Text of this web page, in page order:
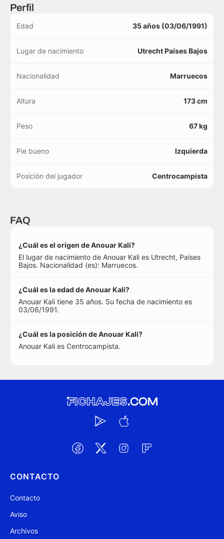
Perfil
Edad 35 años (03/06/1991)
Lugar de nacimiento Utrecht Países Bajos
Nacionalidad Marruecos
Altura 173 cm
Peso 67 kg
Pie bueno Izquierda
Posición del jugador Centrocampista
FAQ
¿Cuál es el origen de Anouar Kali?
El lugar de nacimiento de Anouar Kali es Utrecht, Países
Bajos. Nacionalidad (es): Marruecos.
¿Cuál es la edad de Anouar Kali?
Anouar Kali tiene 35 años. Su fecha de nacimiento es
03/06/1991.
¿Cuál es la posición de Anouar Kali?
Anouar Kali es Centrocampista.
CONTACTO
Contacto
Aviso
Archivos